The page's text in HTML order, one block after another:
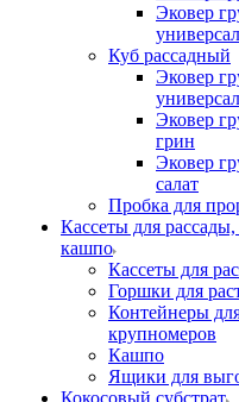
Эковер
универсал
Куб рассадный
Эковер
универсал
Эковер
грин
Эковер
салат
Пробка для
Кассеты для
кашпо
Кассеты для
Горшки для
Контейнеры
крупномеров
Кашпо
Ящики для
Кокосовый субстрат